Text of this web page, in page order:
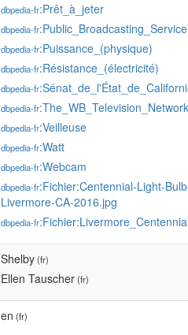
dbpedia-fr:Prêt_à_jeter
dbpedia-fr:Public_Broadcasting_Service
dbpedia-fr:Puissance_(physique)
dbpedia-fr:Résistance_(électricité)
dbpedia-fr
dbpedia-fr:The_WB_Television_Network
dbpedia-fr:Veilleuse
dbpedia-fr:Watt
dbpedia-fr:Webcam
dbpedia-fr:Fichier:Centennial-Light-
Livermore-CA-2016.jpg
dbpedia-fr
Shelby(fr)
Ellen Tauscher(fr)
en (fr)